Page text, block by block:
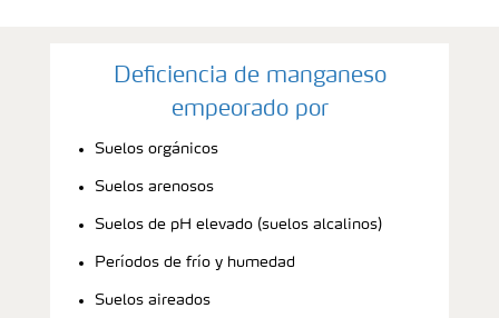
Deficiencia de manganeso
empeorado por
Suelos orgánicos
Suelos arenosos
Suelos de pH elevado (suelos alcalinos)
Períodos de frío y humedad
Suelos aireados